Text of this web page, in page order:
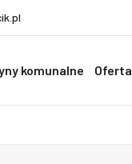
komunalne Oferta